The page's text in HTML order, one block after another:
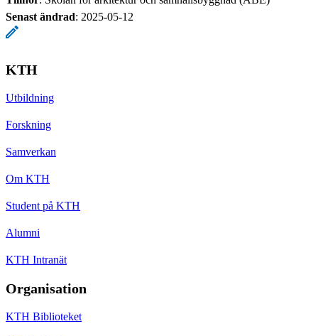
Senast ändrad: 2025-05-12
KTH
Utbildning
Forskning
Samverkan
Om KTH
Student på KTH
Alumni
KTH Intranät
Organisation
KTH Biblioteket